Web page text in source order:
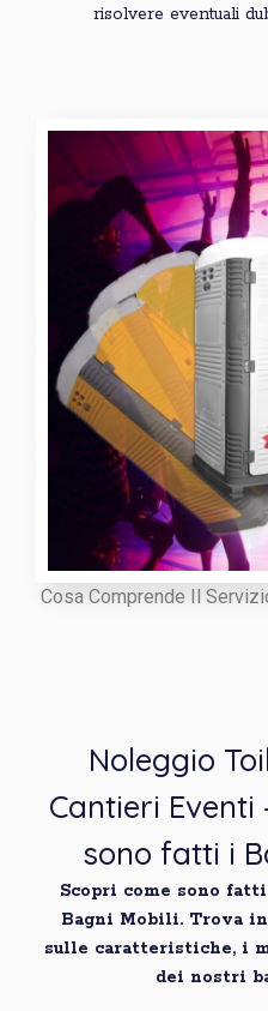
risolvere eventuali
Noleggio
Cantieri Eventi
sono fatti i
Scopri come sono
Bagni Mobili. Trova
sulle caratteristiche, i
dei nostri
Cosa Comprende Il